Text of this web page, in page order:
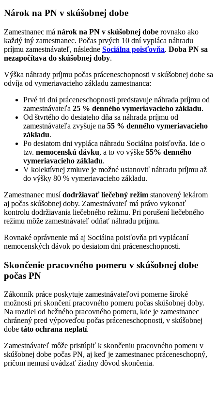
Nárok na PN v skúšobnej dobe
Zamestnanec má nárok na PN v skúšobnej dobe rovnako ako
každý iný zamestnanec. Počas prvých 10 dní vypláca náhradu
príjmu zamestnávateľ, následne Sociálna poisťovňa. Doba PN sa
nezapočítava do skúšobnej doby.
Výška náhrady príjmu počas práceneschopnosti v skúšobnej dobe sa
odvíja od vymeriavacieho základu zamestnanca:
Prvé tri dni práceneschopnosti predstavuje náhrada príjmu od
zamestnávateľa 25 % denného vymeriavacieho základu.
Od štvrtého do desiateho dňa sa náhrada príjmu od
zamestnávateľa zvyšuje na 55 % denného vymeriavacieho
základu.
Po desiatom dni vypláca náhradu Sociálna poisťovňa. Ide o
tzv. nemocenskú dávku, a to vo výške 55% denného
vymeriavacieho základu.
V kolektívnej zmluve je možné ustanoviť náhradu príjmu až
do výšky 80 % vymeriavacieho základu.
Zamestnanec musídodržiavať liečebný režim stanovený lekárom
aj počas skúšobnej doby. Zamestnávateľ má právo vykonať
kontrolu dodržiavania liečebného režimu. Pri porušení liečebného
režimu môže zamestnávateľ odňať náhradu príjmu.
Rovnaké oprávnenie má aj Sociálna poisťovňa pri vyplácaní
nemocenských dávok po desiatom dni práceneschopnosti.
Skončenie pracovného pomeru v skúšobnej dobe
počas PN
Zákonník práce poskytuje zamestnávateľovi pomerne široké
možnosti pri skončení pracovného pomeru počas skúšobnej doby.
Na rozdiel od bežného pracovného pomeru, kde je zamestnanec
chránený pred výpoveďou počas práceneschopnosti, v skúšobnej
dobe táto ochrana neplatí.
Zamestnávateľ môže pristúpiť k skončeniu pracovného pomeru v
skúšobnej dobe počas PN, aj keď je zamestnanec práceneschopný,
pričom nemusí uvádzať žiadny dôvod skončenia.